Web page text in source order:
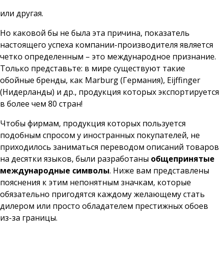
или другая.
Но каковой бы не была эта причина, показатель
настоящего успеха компании-производителя является
четко определенным – это международное признание.
Только представьте: в мире существуют такие
обойные бренды, как Marburg (Германия), Eijffinger
(Нидерланды) и др., продукция которых экспортируется
в более чем 80 стран!
Чтобы фирмам, продукция которых пользуется
подобным спросом у иностранных покупателей, не
приходилось заниматься переводом описаний товаров
на десятки языков, были разработаны общепринятые
международные символы. Ниже вам представлены
пояснения к этим непонятным значкам, которые
обязательно пригодятся каждому желающему стать
дилером или просто обладателем престижных обоев
из-за границы.